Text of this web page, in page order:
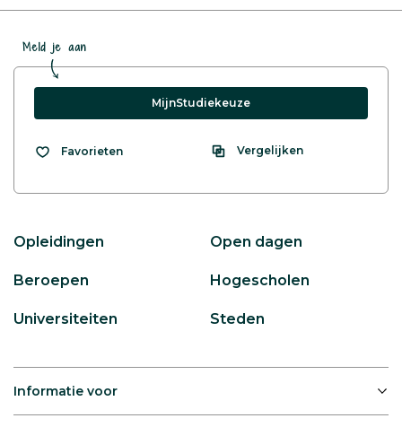
Meld je aan
MijnStudiekeuze
Favorieten Vergelijken
Opleidingen Open dagen
Beroepen Hogescholen
Universiteiten Steden
Informatie voor